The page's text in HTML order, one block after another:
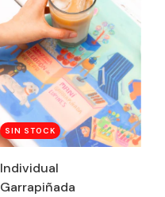
SIN STOCK
Individual
Garrapiñada